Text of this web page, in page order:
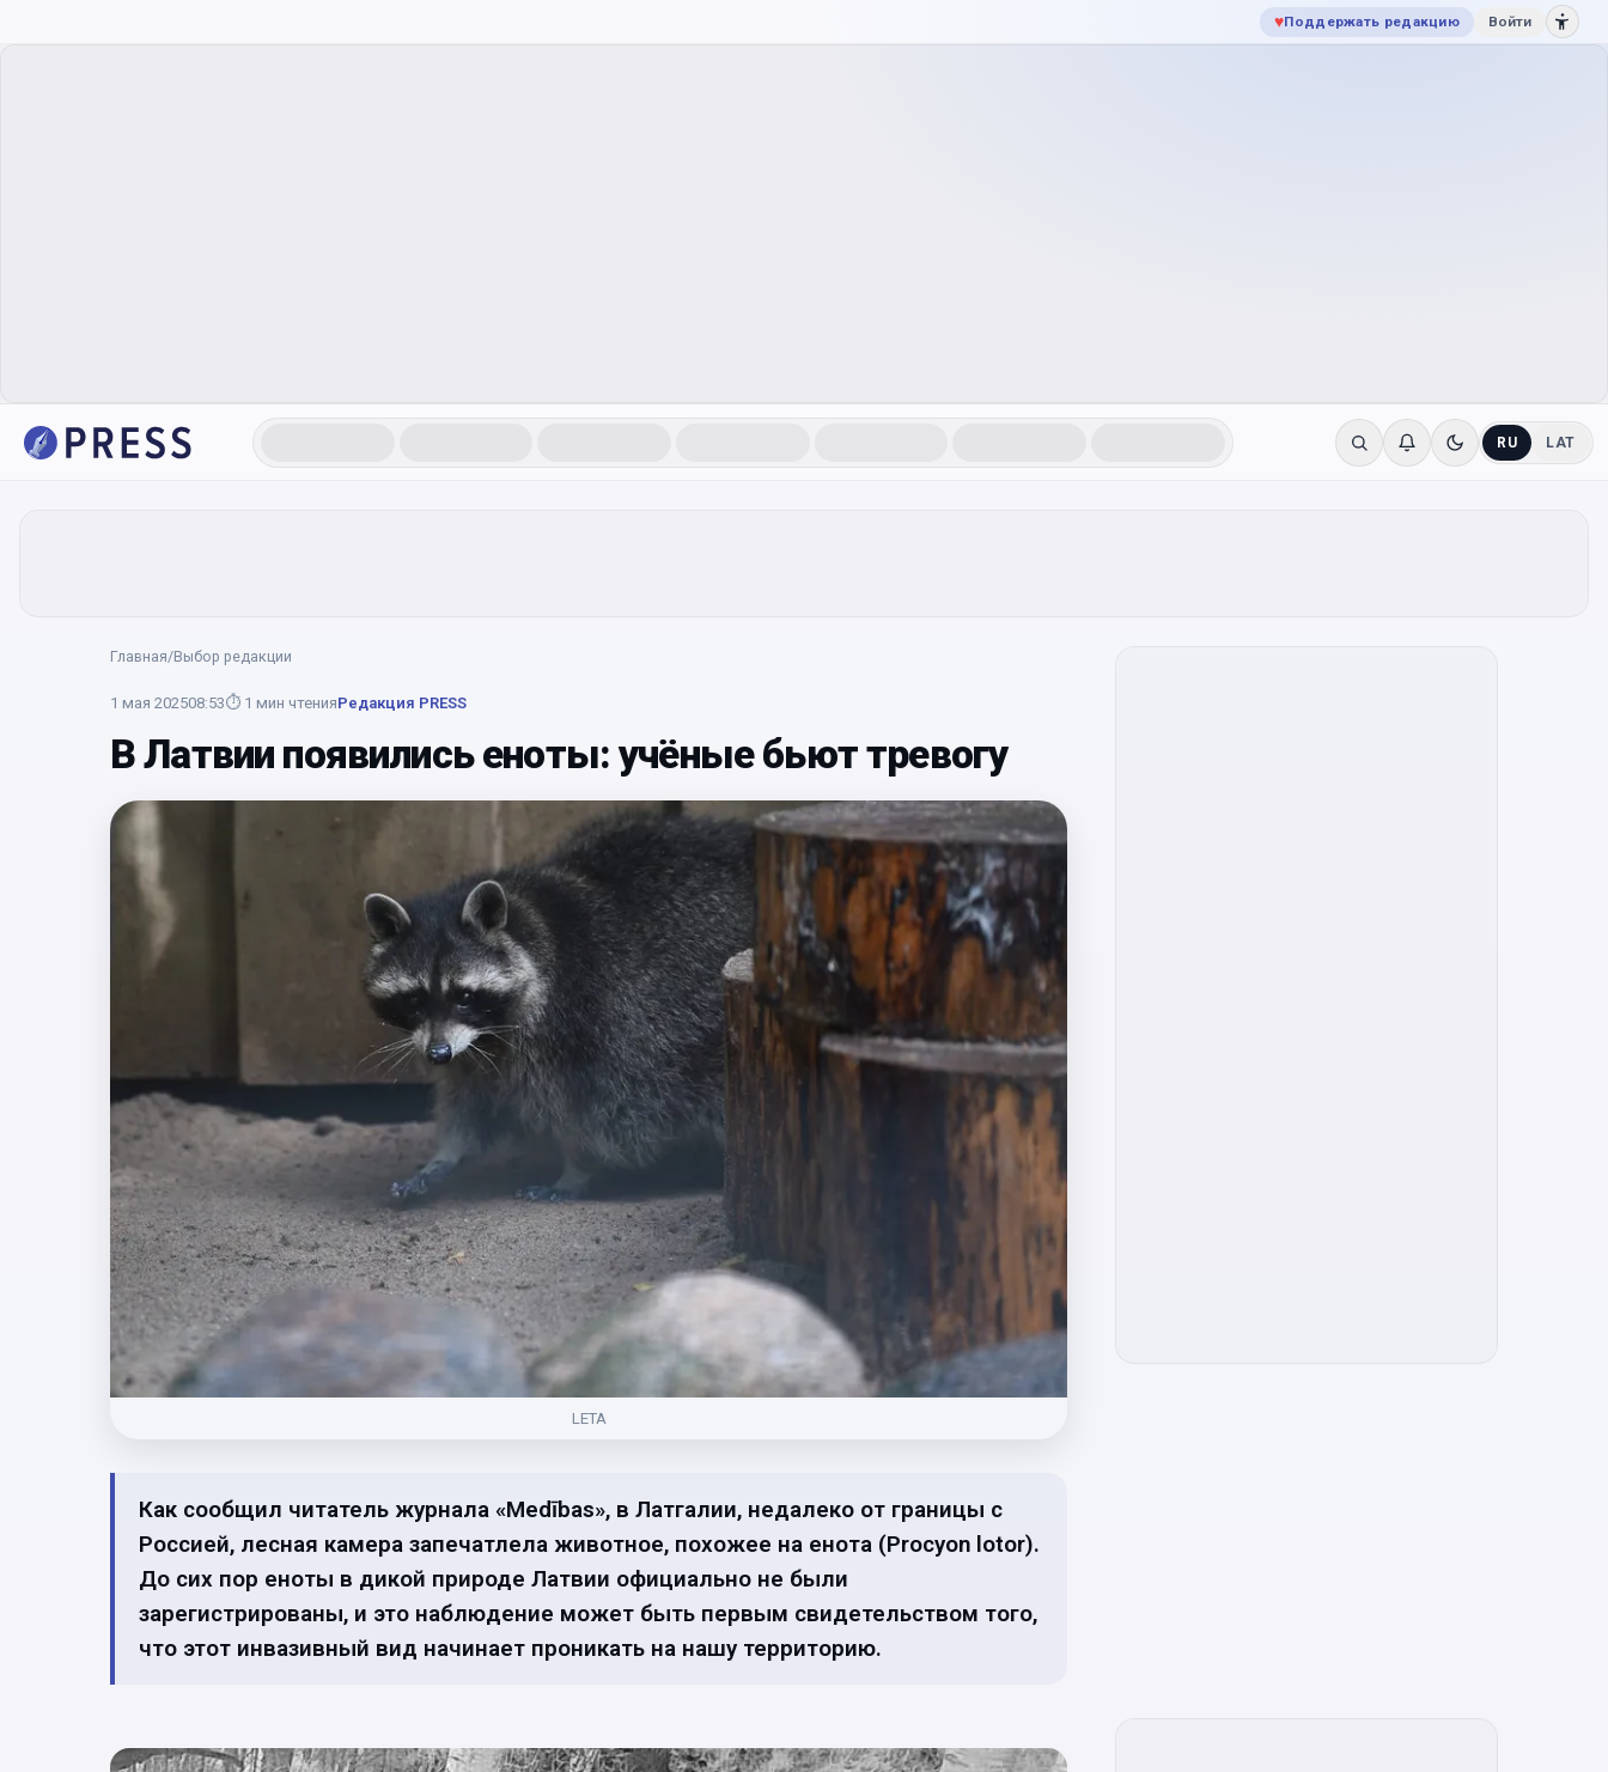
♥Поддержать редакцию Войти
RU LAT
Главная/Выбор редакции
1 мая 202508:53⏱ 1 мин чтенияРедакция PRESS
В Латвии появились еноты: учёные бьют тревогу
LETA
Как сообщил читатель журнала «Medības», в Латгалии, недалеко от границы с
Россией, лесная камера запечатлела животное, похожее на енота (Procyon lotor).
До сих пор еноты в дикой природе Латвии официально не были
зарегистрированы, и это наблюдение может быть первым свидетельством того,
что этот инвазивный вид начинает проникать на нашу территорию.